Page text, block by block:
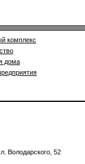
комплекс
дома
Володарского, 52